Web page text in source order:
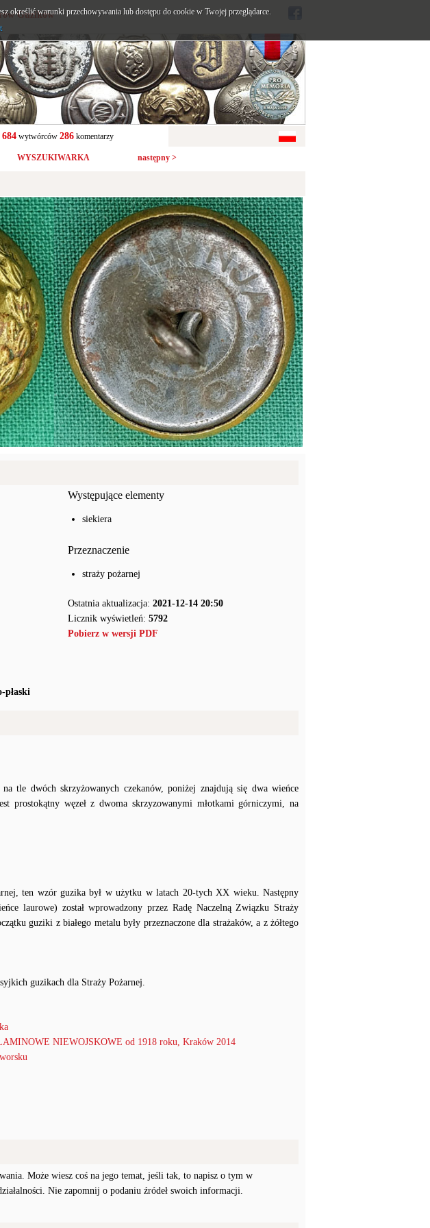
Guzików
684wytwórców 286komentarzy
WYSZUKIWARKA następny >
płaski
Występujące elementy
siekiera
Przeznaczenie
straży pożarnej
Ostatnia aktualizacja: 2021-12-14 20:50
Licznik wyświetleń: 5792
Pobierz w wersji PDF
na tle dwóch skrzyżowanych czekanów, poniżej znajdują się dwa wieńce
prostokątny węzeł z dwoma skrzyzowanymi młotkami górniczymi, na
ten wzór guzika był w użytku w latach 20-tych XX wieku. Następny
laurowe) został wprowadzony przez Radę Naczelną Związku Straży
guziki z białego metalu były przeznaczone dla strażaków, a z żółtego
guzikach dla Straży Pożarnej.
NIEWOJSKOWE od 1918 roku, Kraków 2014
Może wiesz coś na jego temat, jeśli tak, to napisz o tym w
Nie zapomnij o podaniu źródeł swoich informacji.
określić warunki przechowywania lub dostępu do cookie w Twojej przeglądarce.